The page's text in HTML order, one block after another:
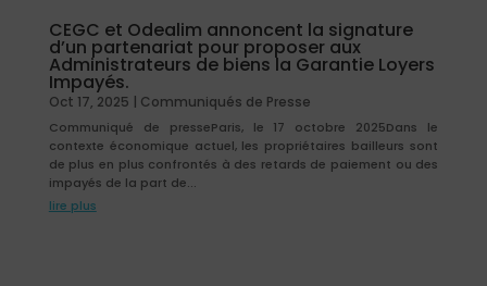
CEGC et Odealim annoncent la signature
d’un partenariat pour proposer aux
Administrateurs de biens la Garantie Loyers
Impayés.
Oct 17, 2025 | Communiqués de Presse
Communiqué de presseParis, le 17 octobre 2025Dans le
contexte économique actuel, les propriétaires bailleurs sont
de plus en plus confrontés à des retards de paiement ou des
impayés de la part de...
lire plus